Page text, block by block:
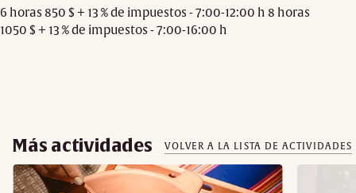
6 horas 850 $ + 13 % de impuestos - 7:00-12:00 h 8 horas
1050 $ + 13 % de impuestos - 7:00-16:00 h
Más actividades VOLVER A LA LISTA DE ACTIVIDADES